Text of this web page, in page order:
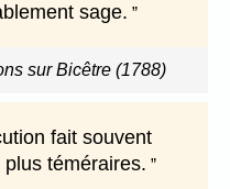
sage.
sur Bicêtre (1788)
fait souvent
téméraires.